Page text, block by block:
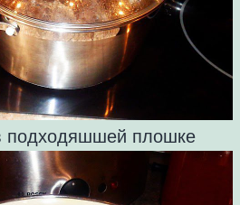
подходяшшей плошке